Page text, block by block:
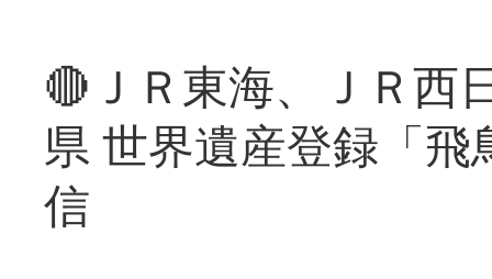
🔴ＪＲ東海、ＪＲ西
県 世界遺産登録「
信